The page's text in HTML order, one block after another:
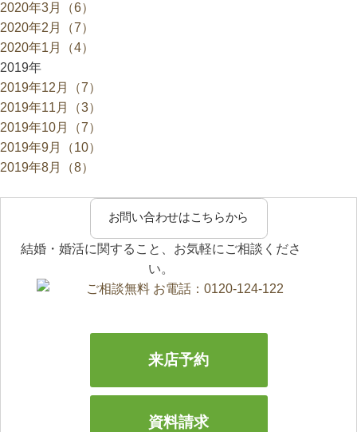
2020年3月（6）
2020年2月（7）
2020年1月（4）
2019年
2019年12月（7）
2019年11月（3）
2019年10月（7）
2019年9月（10）
2019年8月（8）
お問い合わせはこちらから
結婚・婚活に関すること、お気軽にご相談くださ
い。
来店予約
資料請求